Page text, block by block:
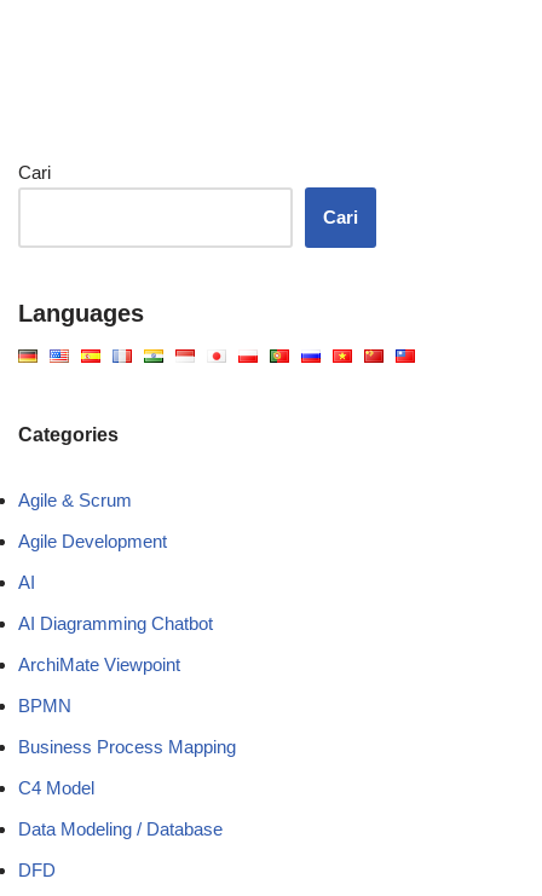
Cari
Cari
Languages
Categories
Agile & Scrum
Agile Development
AI
AI Diagramming Chatbot
ArchiMate Viewpoint
BPMN
Business Process Mapping
C4 Model
Data Modeling / Database
DFD